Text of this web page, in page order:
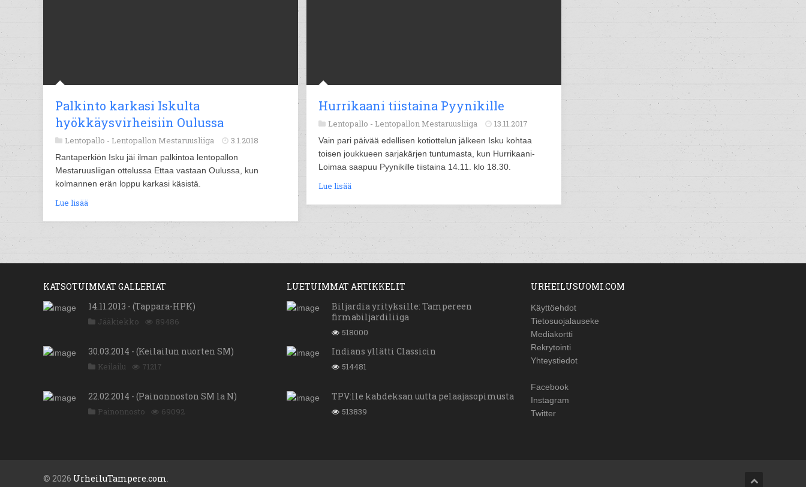
Palkinto karkasi Iskulta
hyökkäysvirheisiin Oulussa
Lentopallo - Lentopallon Mestaruusliiga 3.1.2018
Rantaperkiön Isku jäi ilman palkintoa lentopallon
Mestaruusliigan ottelussa Ettaa vastaan Oulussa, kun
kolmannen erän loppu karkasi käsistä.
Lue lisää
Hurrikaani tiistaina Pyynikille
Lentopallo - Lentopallon Mestaruusliiga 13.11.2017
Vain pari päivää edellisen kotiottelun jälkeen Isku kohtaa
toisen joukkueen sarjakärjen tuntumasta, kun Hurrikaani-
Loimaa saapuu Pyynikille tiistaina 14.11. klo 18.30.
Lue lisää
KATSOTUIMMAT GALLERIAT
14.11.2013 - (Tappara-HPK)
Jääkiekko 89486
30.03.2014 - (Keilailun nuorten SM)
Keilailu 71217
22.02.2014 - (Painonnoston SM la N)
Painonnosto 69092
LUETUIMMAT ARTIKKELIT
Biljardia yrityksille: Tampereen
firmabiljardiliiga
518000
Indians yllätti Classicin
514481
TPV:lle kahdeksan uutta pelaajasopimusta
513839
URHEILUSUOMI.COM
Käyttöehdot
Tietosuojalauseke
Mediakortti
Rekrytointi
Yhteystiedot
Facebook
Instagram
Twitter
© 2026 UrheiluTampere.com.